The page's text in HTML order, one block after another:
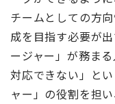
チームとしての方
成を目指す必要が
ージャー」が務ま
対応できない」と
ャー」の役割を担